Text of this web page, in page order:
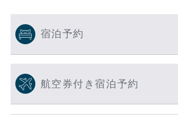
宿泊予約
航空券付き宿泊予約